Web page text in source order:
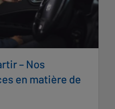
– Nos
en matière de